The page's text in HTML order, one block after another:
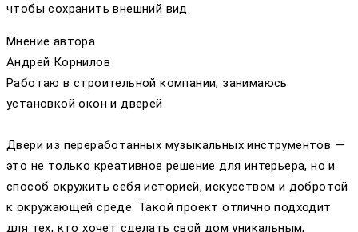
чтобы сохранить внешний вид.
Мнение автора
Андрей Корнилов
Работаю в строительной компании, занимаюсь
установкой окон и дверей
Двери из переработанных музыкальных инструментов —
это не только креативное решение для интерьера, но и
способ окружить себя историей, искусством и добротой
к окружающей среде. Такой проект отлично подходит
для тех, кто хочет сделать свой дом уникальным,